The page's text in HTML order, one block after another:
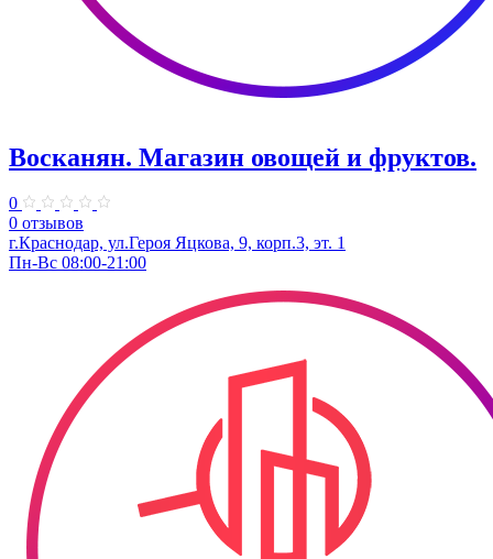
Восканян. ​Магазин овощей и фруктов.
0
0 отзывов
г.Краснодар, ул.Героя Яцкова, 9, корп.3, эт. 1
Пн-Вс 08:00-21:00